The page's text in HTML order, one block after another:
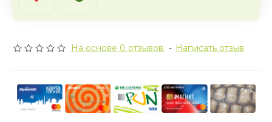
На основе 0 отзывов. - Написать отзыв